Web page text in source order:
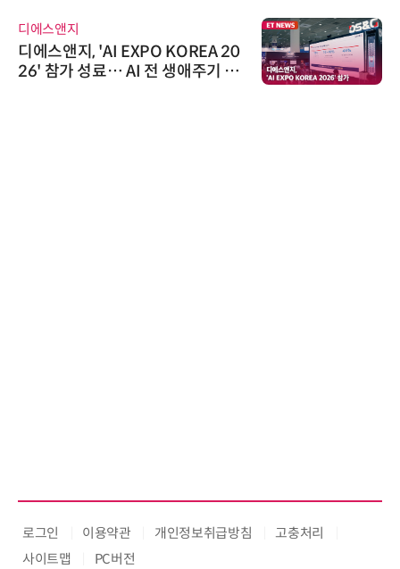
디에스앤지
디에스앤지, 'AI EXPO KOREA 20
26' 참가 성료… AI 전 생애주기 아
로그인 이용약관 개인정보취급방침
고충처리
사이트맵
PC버전